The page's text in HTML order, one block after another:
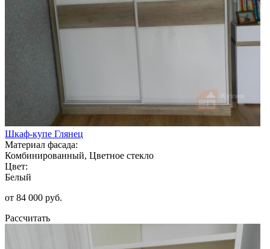
Шкаф-купе Глянец
Материал фасада:
Комбинированный, Цветное стекло
Цвет:
Белый
от 84 000 руб.
Рассчитать